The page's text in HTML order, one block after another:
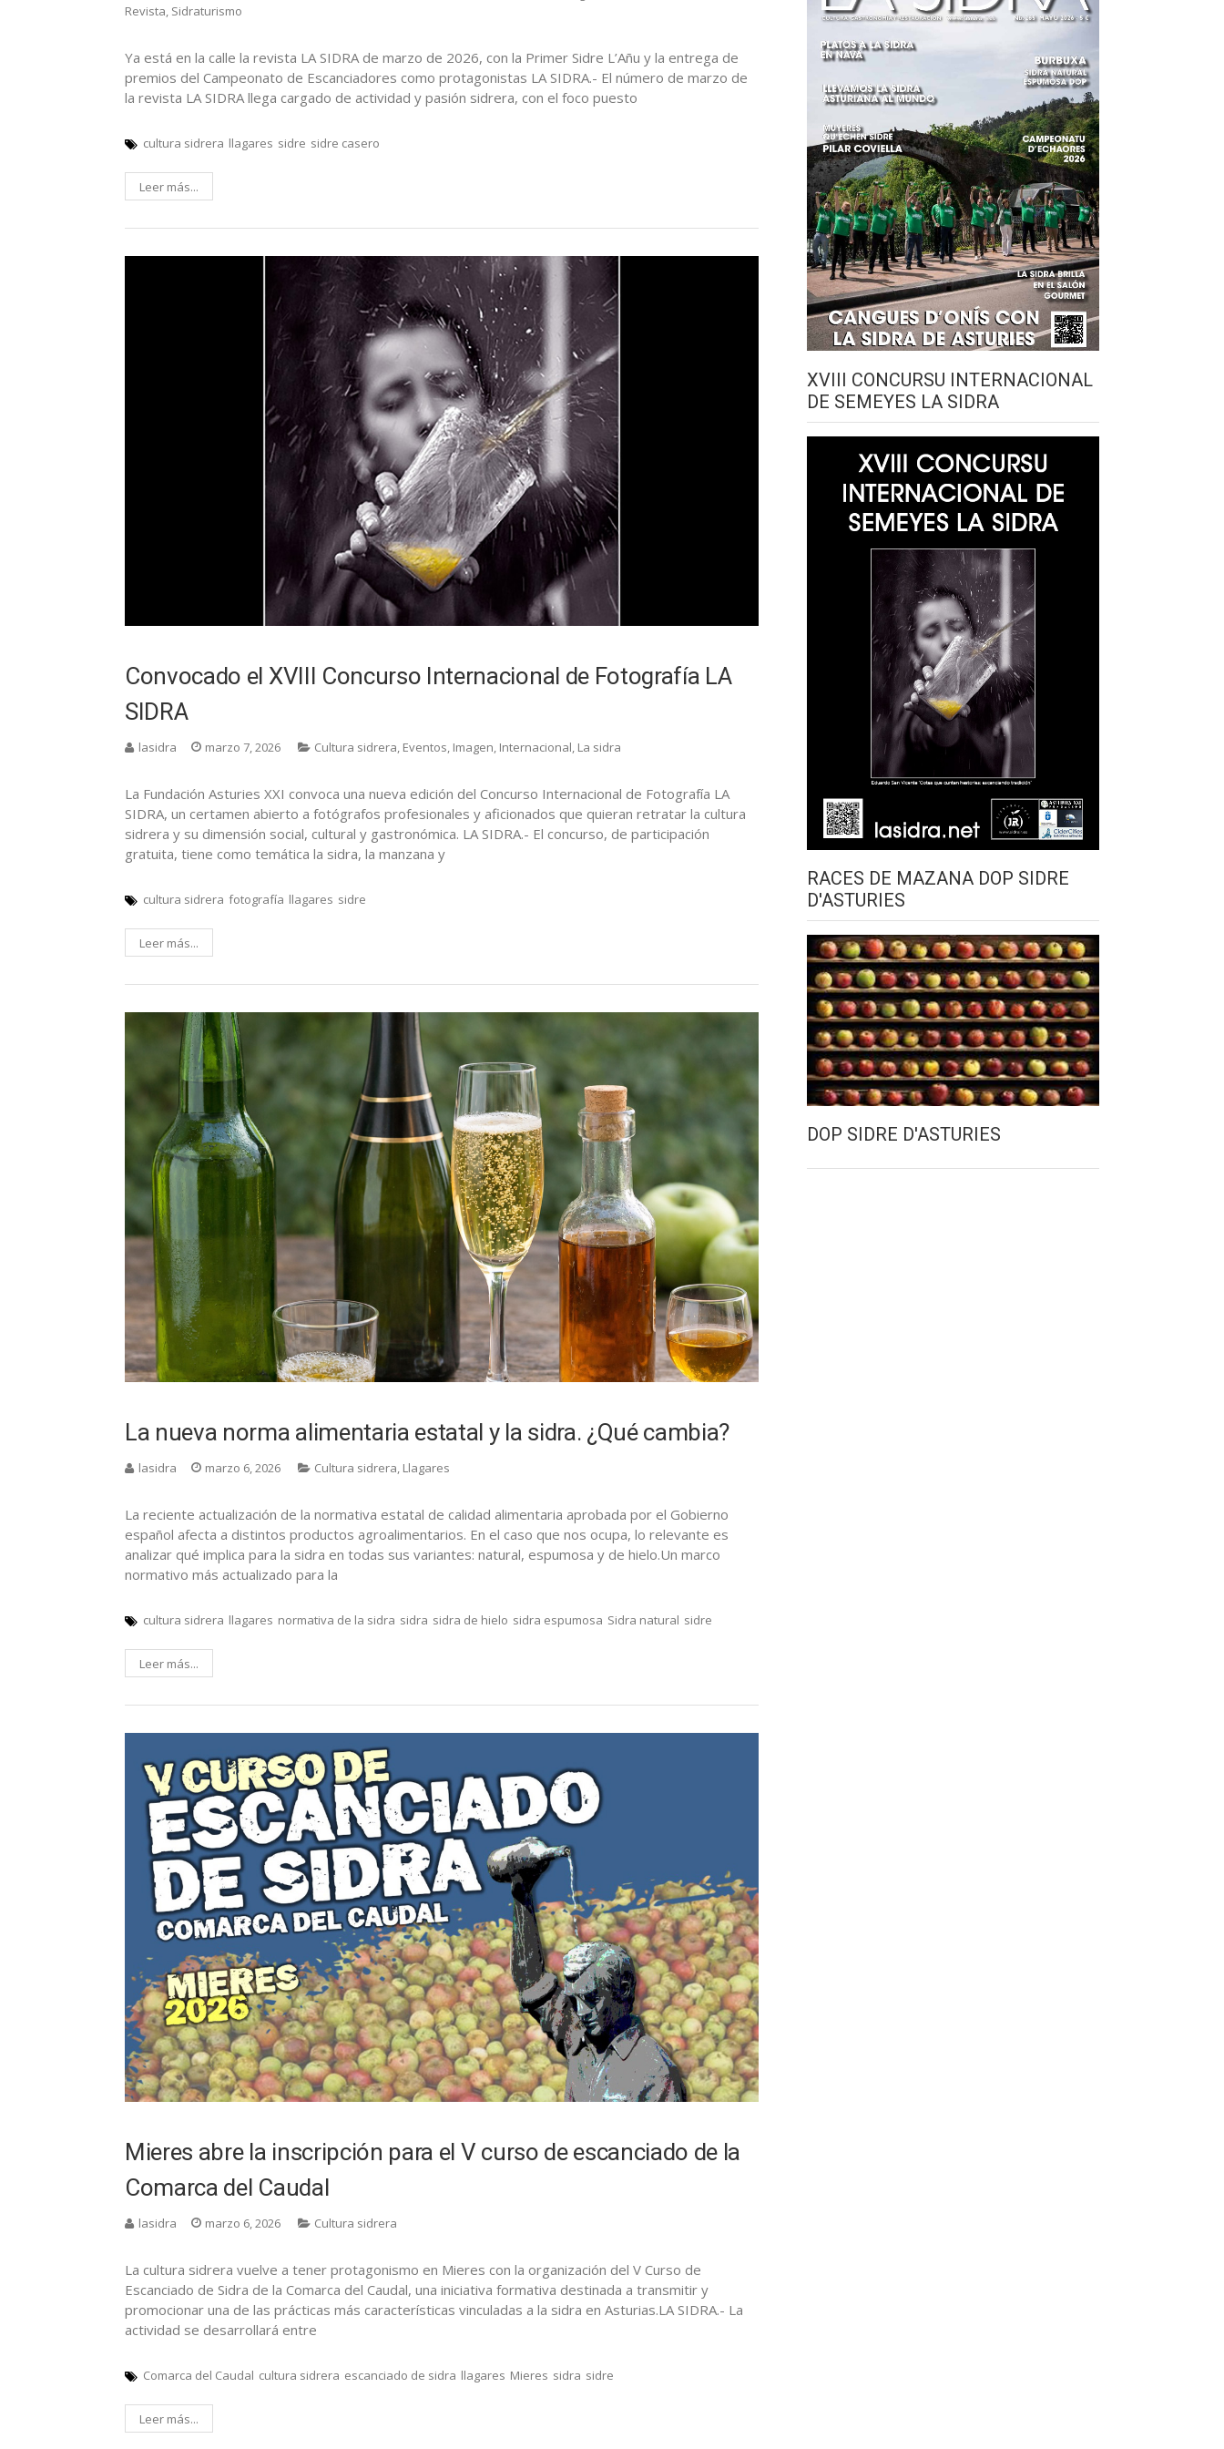
Revista, Sidraturismo
Ya está en la calle la revista LA SIDRA de marzo de 2026, con la Primer Sidre L’Añu y la entrega de
premios del Campeonato de Escanciadores como protagonistas LA SIDRA.- El número de marzo de
la revista LA SIDRA llega cargado de actividad y pasión sidrera, con el foco puesto
cultura sidrera llagares sidre sidre casero
Leer más...
Convocado el XVIII Concurso Internacional de Fotografía LA
SIDRA
lasidra marzo 7, 2026 Cultura sidrera, Eventos, Imagen, Internacional, La sidra
La Fundación Asturies XXI convoca una nueva edición del Concurso Internacional de Fotografía LA
SIDRA, un certamen abierto a fotógrafos profesionales y aficionados que quieran retratar la cultura
sidrera y su dimensión social, cultural y gastronómica. LA SIDRA.- El concurso, de participación
gratuita, tiene como temática la sidra, la manzana y
cultura sidrera fotografía llagares sidre
Leer más...
La nueva norma alimentaria estatal y la sidra. ¿Qué cambia?
lasidra marzo 6, 2026 Cultura sidrera, Llagares
La reciente actualización de la normativa estatal de calidad alimentaria aprobada por el Gobierno
español afecta a distintos productos agroalimentarios. En el caso que nos ocupa, lo relevante es
analizar qué implica para la sidra en todas sus variantes: natural, espumosa y de hielo.Un marco
normativo más actualizado para la
cultura sidrera llagares normativa de la sidra sidra sidra de hielo sidra espumosa Sidra natural sidre
Leer más...
Mieres abre la inscripción para el V curso de escanciado de la
Comarca del Caudal
lasidra marzo 6, 2026 Cultura sidrera
La cultura sidrera vuelve a tener protagonismo en Mieres con la organización del V Curso de
Escanciado de Sidra de la Comarca del Caudal, una iniciativa formativa destinada a transmitir y
promocionar una de las prácticas más características vinculadas a la sidra en Asturias.LA SIDRA.- La
actividad se desarrollará entre
Comarca del Caudal cultura sidrera escanciado de sidra llagares Mieres sidra sidre
Leer más...
XVIII CONCURSU INTERNACIONAL
DE SEMEYES LA SIDRA
RACES DE MAZANA DOP SIDRE
D'ASTURIES
DOP SIDRE D'ASTURIES